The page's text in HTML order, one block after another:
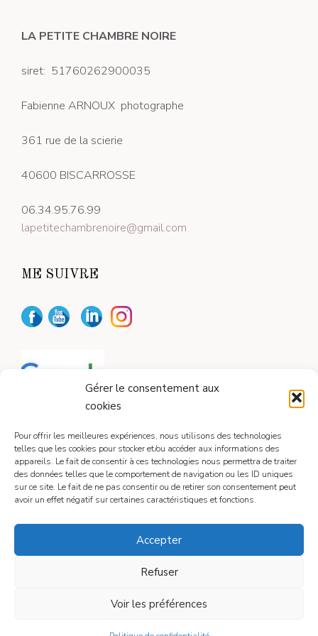
Gérer le consentement aux
cookies
Pour offrir les meilleures expériences, nous utilisons des technologies
telles que les cookies pour stocker et/ou accéder aux informations des
appareils. Le fait de consentir à ces technologies nous permettra de traiter
des données telles que le comportement de navigation ou les ID uniques
sur ce site. Le fait de ne pas consentir ou de retirer son consentement peut
avoir un effet négatif sur certaines caractéristiques et fonctions.
Accepter
Refuser
Voir les préférences
LA PETITE CHAMBRE NOIRE
siret: 51760262900035
Fabienne ARNOUX photographe
361 rue de la scierie
40600 BISCARROSSE
06.34.95.76.99
lapetitechambrenoire@gmail.com
ME SUIVRE
CONTACT
• Construit avecGeneratePress